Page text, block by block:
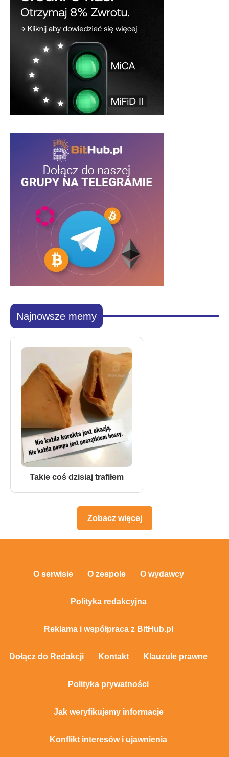
Najnowsze memy
Takie coś dzisiaj trafiłem
Zobacz więcej
O serwisie O zespole O wydawcy
Polityka redakcyjna
Reklama i współpraca z BitHub.pl
Dołącz do Redakcji Kontakt Klauzule prawne
Polityka prywatności
Jak weryfikujemy informacje
Konflikt interesów i ujawnienia